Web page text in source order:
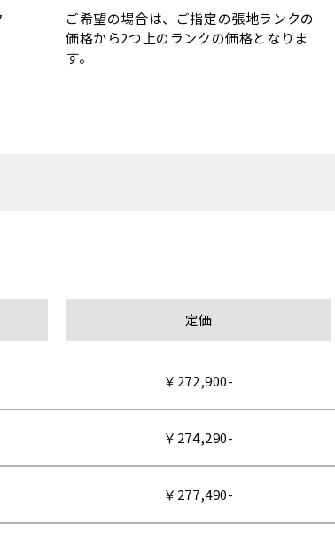
ご希望の場合は、ご指定の張地ランクの
価格から2つ上のランクの価格となりま
す。
定価
￥272,900-
￥274,290-
￥277,490-